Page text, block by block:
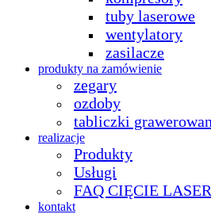
tuby laserowe
wentylatory
zasilacze
produkty na zamówienie
zegary
ozdoby
tabliczki
realizacje
Produkty
Usługi
FAQ CIĘCIE
kontakt